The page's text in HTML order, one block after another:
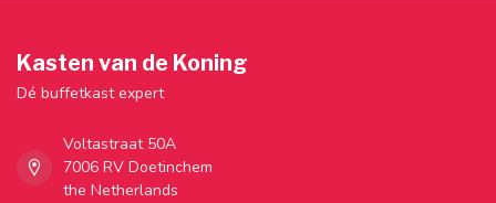
Kasten van de Koning
Dé buffetkast expert
Voltastraat 50A
7006 RV Doetinchem
the Netherlands